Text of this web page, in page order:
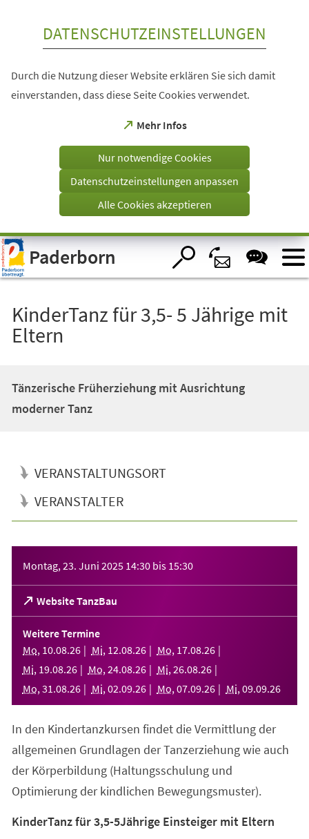
Visuelle
Assistenzsoftware
öffnen.
DATENSCHUTZEINSTELLUNGEN
Durch die Nutzung dieser Website erklären Sie sich damit
einverstanden, dass diese Seite Cookies verwendet.
Mehr Infos
(Öffnet
einem
Tab)
Nur notwendige Cookies
Datenschutzeinstellungen anpassen
Alle Cookies akzeptieren
Paderborn
KinderTanz für 3,5- 5 Jährige mit
Eltern
Tänzerische Früherziehung mit Ausrichtung
moderner Tanz
VERANSTALTUNGSORT
VERANSTALTER
Montag, 23. Juni 2025 14:30 bis 15:30
Website TanzBau
(Öffnet
in
einem
neuen
Tab)
Weitere Termine
Mo, 10.08.26 Mi, 12.08.26 Mo, 17.08.26
Mi, 19.08.26 Mo, 24.08.26 Mi, 26.08.26
Mo, 31 .08.26 Mi, 02.09.26 Mo, 07.09.26 Mi, 09.09.26
In den Kindertanzkursen findet die Vermittlung der
allgemeinen Grundlagen der Tanzerziehung wie auch
der Körperbildung (Haltungsschulung und
Optimierung der kindlichen Bewegungsmuster).
KinderTanz für 3,5-5Jährige Einsteiger mit Eltern